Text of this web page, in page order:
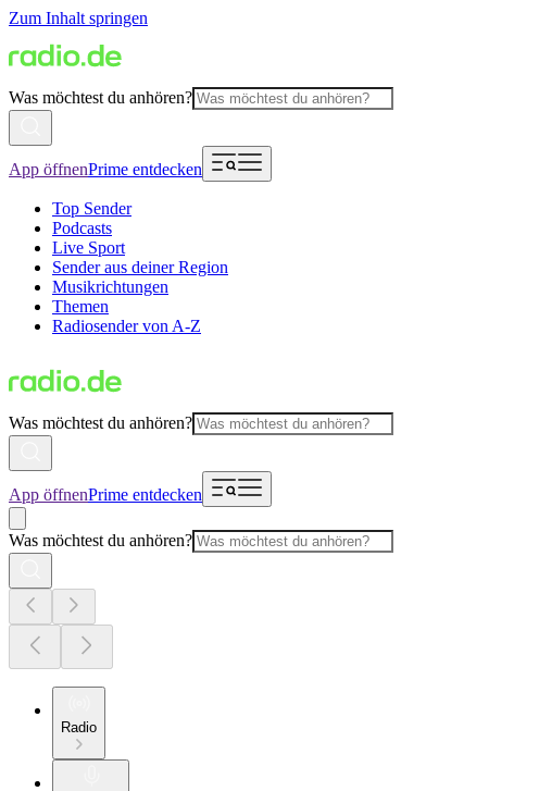
Zum Inhalt springen
Was möchtest du anhören?
App öffnenPrime entdecken
Top Sender
Podcasts
Live Sport
Sender aus deiner Region
Musikrichtungen
Themen
Radiosender von A-Z
Was möchtest du anhören?
App öffnenPrime entdecken
Was möchtest du anhören?
Radio